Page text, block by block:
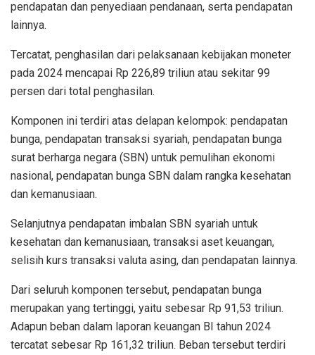
pendapatan dan penyediaan pendanaan, serta pendapatan
lainnya.
Tercatat, penghasilan dari pelaksanaan kebijakan moneter
pada 2024 mencapai Rp 226,89 triliun atau sekitar 99
persen dari total penghasilan.
Komponen ini terdiri atas delapan kelompok: pendapatan
bunga, pendapatan transaksi syariah, pendapatan bunga
surat berharga negara (SBN) untuk pemulihan ekonomi
nasional, pendapatan bunga SBN dalam rangka kesehatan
dan kemanusiaan.
Selanjutnya pendapatan imbalan SBN syariah untuk
kesehatan dan kemanusiaan, transaksi aset keuangan,
selisih kurs transaksi valuta asing, dan pendapatan lainnya.
Dari seluruh komponen tersebut, pendapatan bunga
merupakan yang tertinggi, yaitu sebesar Rp 91,53 triliun.
Adapun beban dalam laporan keuangan BI tahun 2024
tercatat sebesar Rp 161,32 triliun. Beban tersebut terdiri